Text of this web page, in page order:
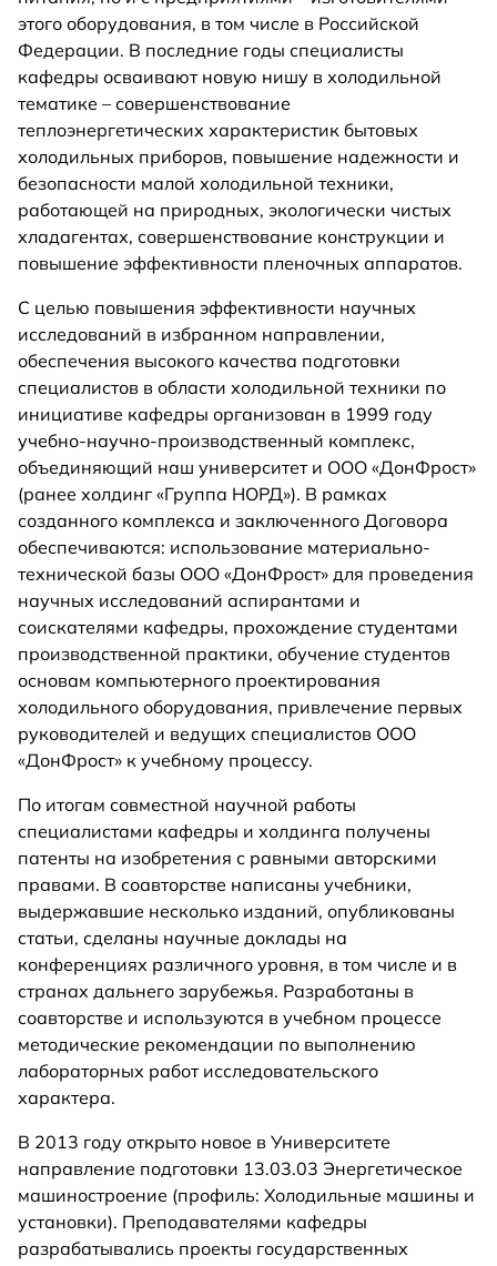
этого оборудования, в том числе в Российской
Федерации. В последние годы специалисты
кафедры осваивают новую нишу в холодильной
тематике – совершенствование
теплоэнергетических характеристик бытовых
холодильных приборов, повышение надежности и
безопасности малой холодильной техники,
работающей на природных, экологически чистых
хладагентах, совершенствование конструкции и
повышение эффективности пленочных аппаратов.
С целью повышения эффективности научных
исследований в избранном направлении,
обеспечения высокого качества подготовки
специалистов в области холодильной техники по
инициативе кафедры организован в 1999 году
учебно-научно-производственный комплекс,
объединяющий наш университет и ООО «ДонФрост»
(ранее холдинг «Группа НОРД»). В рамках
созданного комплекса и заключенного Договора
обеспечиваются: использование материально-
технической базы ООО «ДонФрост» для проведения
научных исследований аспирантами и
соискателями кафедры, прохождение студентами
производственной практики, обучение студентов
основам компьютерного проектирования
холодильного оборудования, привлечение первых
руководителей и ведущих специалистов ООО
«ДонФрост» к учебному процессу.
По итогам совместной научной работы
специалистами кафедры и холдинга получены
патенты на изобретения с равными авторскими
правами. В соавторстве написаны учебники,
выдержавшие несколько изданий, опубликованы
статьи, сделаны научные доклады на
конференциях различного уровня, в том числе и в
странах дальнего зарубежья. Разработаны в
соавторстве и используются в учебном процессе
методические рекомендации по выполнению
лабораторных работ исследовательского
характера.
В 2013 году открыто новое в Университете
направление подготовки 13.03.03 Энергетическое
машиностроение (профиль: Холодильные машины и
установки). Преподавателями кафедры
разрабатывались проекты государственных